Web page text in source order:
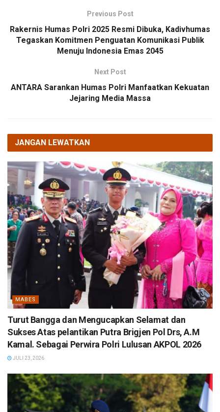
Previous Post
Rakernis Humas Polri 2025 Resmi Dibuka, Kadivhumas
Tegaskan Komitmen Penguatan Komunikasi Publik
Menuju Indonesia Emas 2045
Next Post
ANTARA Sarankan Humas Polri Manfaatkan Kekuatan
Jejaring Media Massa
JANGAN LEWATKAN
MABES
Turut Bangga dan Mengucapkan Selamat dan
Sukses Atas pelantikan Putra Brigjen Pol Drs, A.M
Kamal. Sebagai Perwira Polri Lulusan AKPOL 2026
JULI 23, 2026